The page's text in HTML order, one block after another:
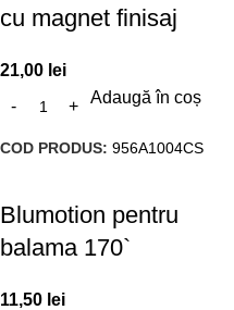
cu magnet finisaj
21,00 lei
Adaugă în coș
COD PRODUS: 956A1004CS
Blumotion pentru
balama 170`
11,50 lei